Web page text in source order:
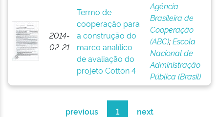
2014-
02-21
Termo de
cooperação para
a construção do
marco analítico
de avaliação do
projeto Cotton 4
Agência
Brasileira de
Cooperação
(ABC);Escola
Nacional de
Administração
Pública (Brasil)
previous 1 next